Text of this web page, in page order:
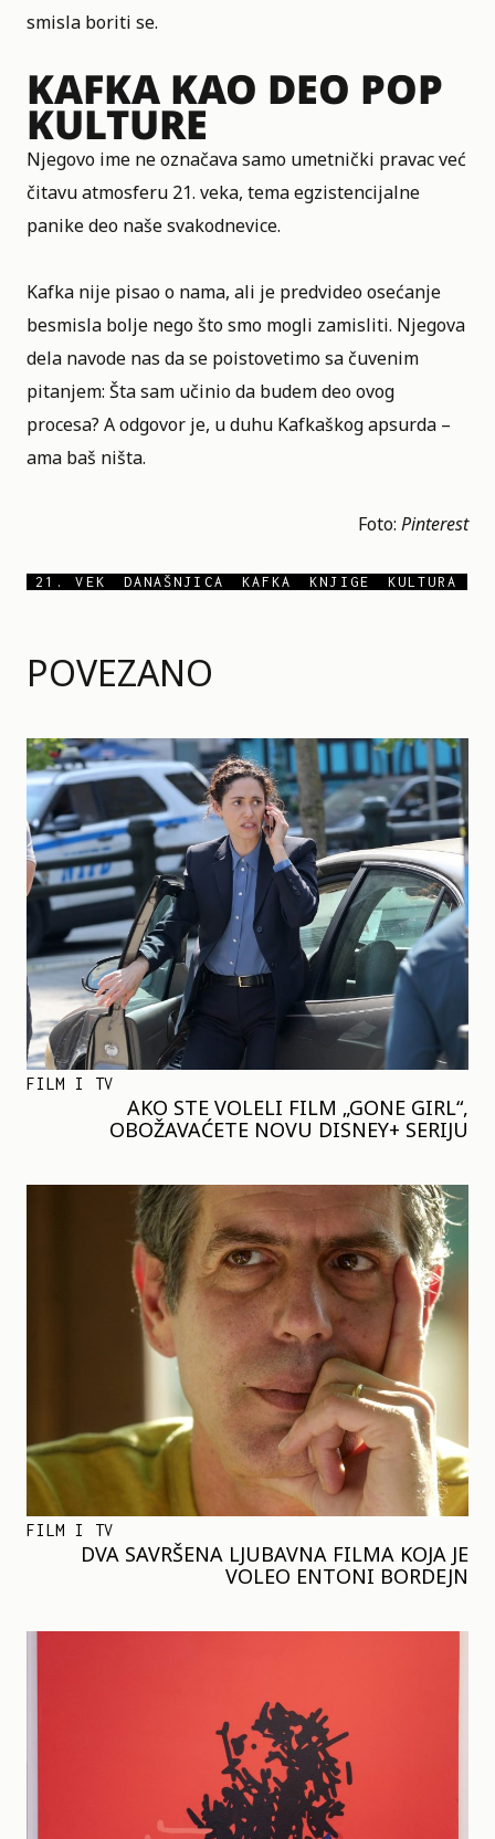
POVEZANO
FILM I TV
AKO STE VOLELI FILM „GONE GIRL“,
OBOŽAVAĆETE NOVU DISNEY+ SERIJU
FILM I TV
DVA SAVRŠENA LJUBAVNA FILMA KOJA JE
VOLEO ENTONI BORDEJN
smisla boriti se.
KAFKA KAO DEO POP
KULTURE
Njegovo ime ne označava samo umetnički pravac već
čitavu atmosferu 21. veka, tema egzistencijalne
panike deo naše svakodnevice.
Kafka nije pisao o nama, ali je predvideo osećanje
besmisla bolje nego što smo mogli zamisliti. Njegova
dela navode nas da se poistovetimo sa čuvenim
pitanjem: Šta sam učinio da budem deo ovog
procesa? A odgovor je, u duhu Kafkaškog apsurda –
ama baš ništa.
Foto: Pinterest
21. VEK DANAŠNJICA KAFKA KNJIGE KULTURA